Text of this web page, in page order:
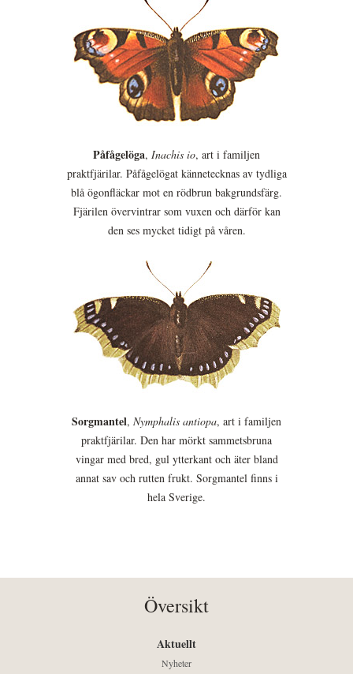
Påfågelöga, Inachis io, art i familjen
praktfjärilar. Påfågelögat kännetecknas av tydliga
blå ögonfläckar mot en rödbrun bakgrundsfärg.
Fjärilen övervintrar som vuxen och därför kan
den ses mycket tidigt på våren.
Sorgmantel, Nymphalis antiopa, art i familjen
praktfjärilar. Den har mörkt sammetsbruna
vingar med bred, gul ytterkant och äter bland
annat sav och rutten frukt. Sorgmantel finns i
hela Sverige.
Översikt
Aktuellt
Nyheter